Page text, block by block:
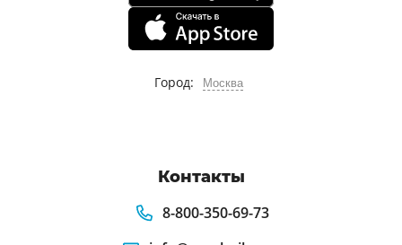
Город: Москва
Контакты
8-800-350-69-73